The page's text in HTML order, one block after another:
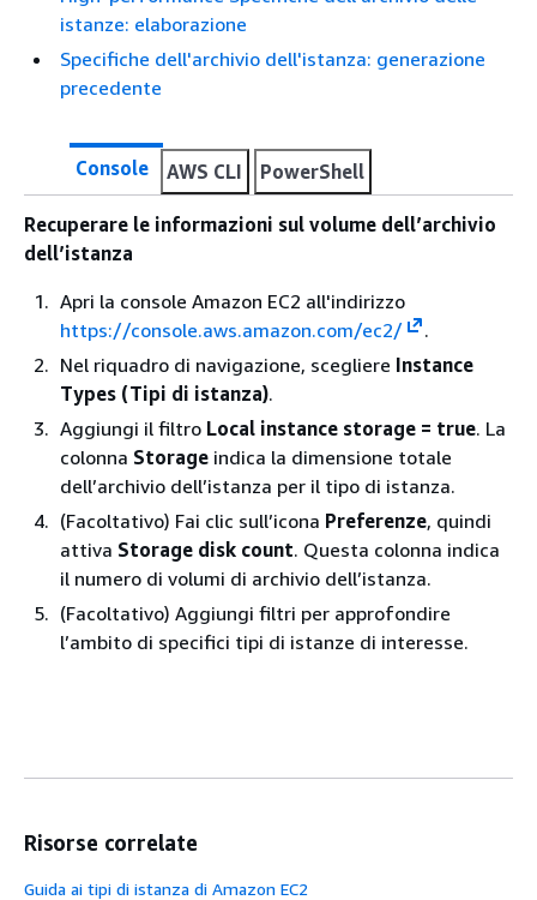
istanze: elaborazione
Specifiche dell'archivio dell'istanza: generazione
precedente
Console AWS CLI PowerShell
Recuperare le informazioni sul volume dell’archivio
dell’istanza
Apri la console Amazon EC2 all'indirizzo
https://console.aws.amazon.com/ec2/
.
Nel riquadro di navigazione, scegliere Instance
Types (Tipi di istanza).
Aggiungi il filtro Local instance storage = true. La
colonna Storage indica la dimensione totale
dell’archivio dell’istanza per il tipo di istanza.
(Facoltativo) Fai clic sull’icona Preferenze, quindi
attiva Storage disk count. Questa colonna indica
il numero di volumi di archivio dell’istanza.
(Facoltativo) Aggiungi filtri per approfondire
l’ambito di specifici tipi di istanze di interesse.
Risorse correlate
Guida ai tipi di istanza di Amazon EC2